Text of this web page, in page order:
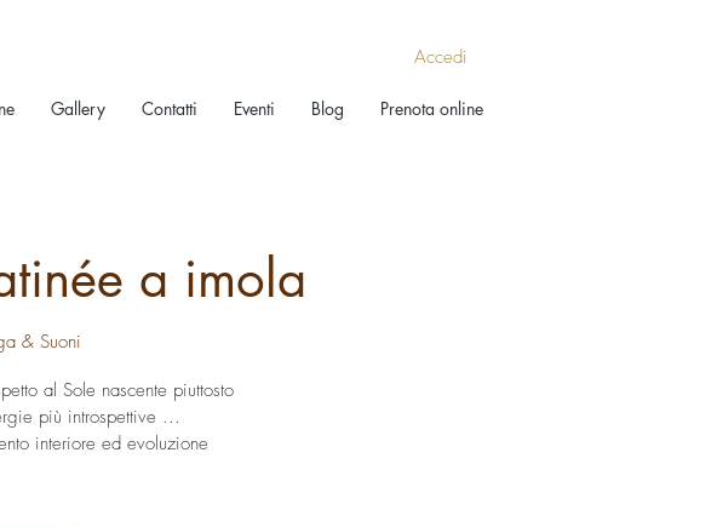
Gallery Contatti Eventi Blog Prenota online
Accedi
a imola
& Suoni
al Sole nascente piuttosto
più introspettive ...
interiore ed evoluzione